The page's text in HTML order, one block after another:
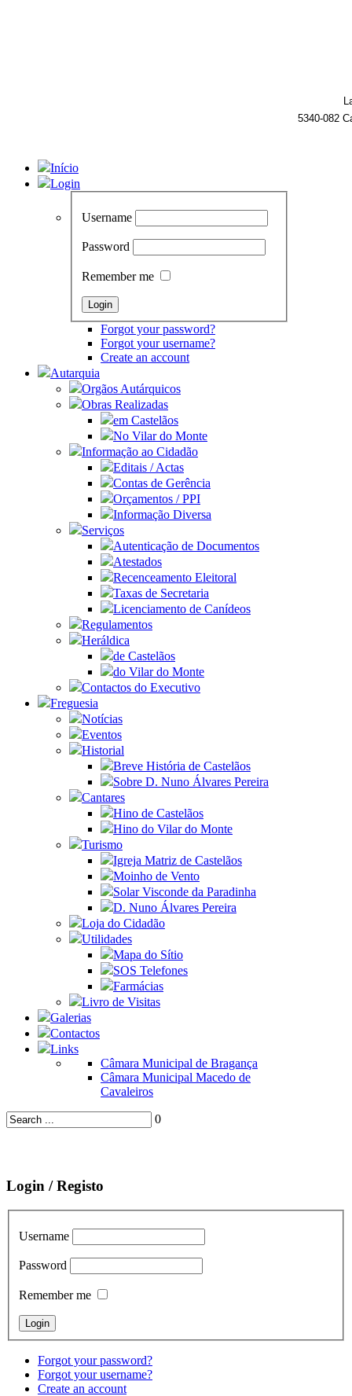
5340-082
Início
Login
Username
Password
Remember me
Forgot your password?
Forgot your username?
Create an account
Autarquia
Orgãos Autárquicos
Obras Realizadas
em Castelãos
No Vilar do Monte
Informação ao Cidadão
Editais / Actas
Contas de Gerência
Orçamentos / PPI
Informação Diversa
Serviços
Autenticação de Documentos
Atestados
Recenceamento Eleitoral
Taxas de Secretaria
Licenciamento de Canídeos
Regulamentos
Heráldica
de Castelãos
do Vilar do Monte
Contactos do Executivo
Freguesia
Notícias
Eventos
Historial
Breve História de Castelãos
Sobre D. Nuno Álvares Pereira
Cantares
Hino de Castelãos
Hino do Vilar do Monte
Turismo
Igreja Matriz de Castelãos
Moinho de Vento
Solar Visconde da Paradinha
D. Nuno Álvares Pereira
Loja do Cidadão
Utilidades
Mapa do Sítio
SOS Telefones
Farmácias
Livro de Visitas
Galerias
Contactos
Links
Câmara Municipal de Bragança
Câmara Municipal Macedo de
Cavaleiros
0
Login / Registo
Username
Password
Remember me
Forgot your password?
Forgot your username?
Create an account